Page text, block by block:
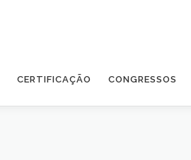
CERTIFICAÇÃO CONGRESSOS